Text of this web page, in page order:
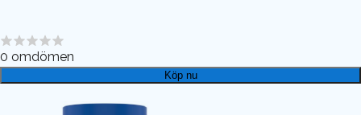
0 omdömen
Köp nu